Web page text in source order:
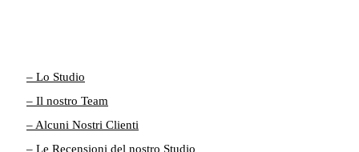
– Lo Studio
– Il nostro Team
– Alcuni Nostri Clienti
– Le Recensioni del nostro Studio